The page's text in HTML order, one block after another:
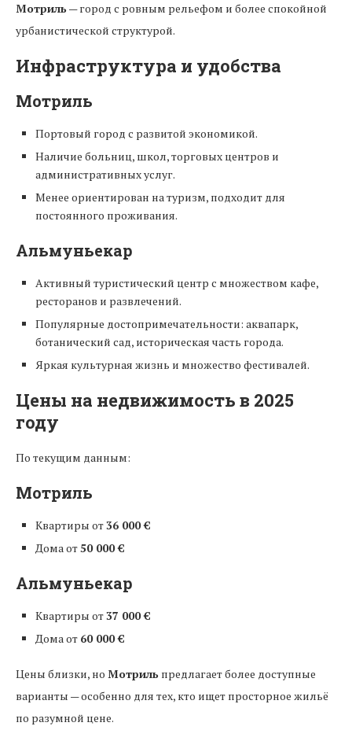
Мотриль— город с ровным рельефом и более спокойной
урбанистической структурой.
Инфраструктура и удобства
Мотриль
Портовый город с развитой экономикой.
Наличие больниц, школ, торговых центров и
административных услуг.
Менее ориентирован на туризм, подходит для
постоянного проживания.
Альмуньекар
Активный туристический центр с множеством кафе,
ресторанов и развлечений.
Популярные достопримечательности: аквапарк,
ботанический сад, историческая часть города.
Яркая культурная жизнь и множество фестивалей.
Цены на недвижимость в 2025
году
По текущим данным:
Мотриль
Квартиры от36 000 €
Дома от50 000 €
Альмуньекар
Квартиры от37 000 €
Дома от 60 000 €
Цены близки, но Мотриль предлагает более доступные
варианты — особенно для тех, кто ищет просторное жильё
по разумной цене.